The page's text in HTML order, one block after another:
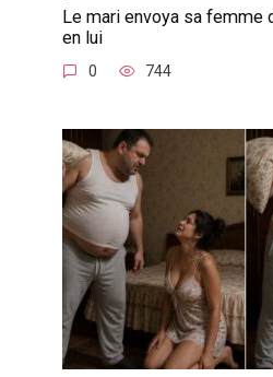
Le mari envoya sa femme
en lui
0 744